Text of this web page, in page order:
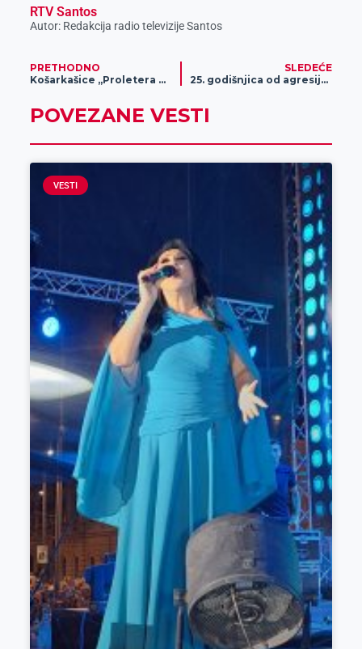
RTV Santos
Autor: Redakcija radio televizije Santos
PRETHODNO
Košarkašice „Proletera 023“ izborile plasman u Prvu ligu
SLEDEĆE
25. godišnjica od agresije na našu zemlju
POVEZANE VESTI
VESTI